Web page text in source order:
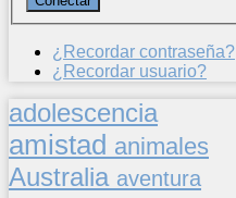
¿Recordar contraseña?
¿Recordar usuario?
adolescencia
amistad animales
Australia aventura